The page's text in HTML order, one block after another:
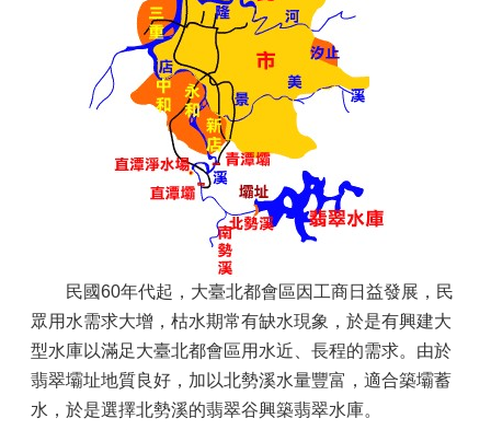
民國60年代起，大臺北都會區因工商日益發展，民
眾用水需求大增，枯水期常有缺水現象，於是有興建大
型水庫以滿足大臺北都會區用水近、長程的需求。由於
翡翠壩址地質良好，加以北勢溪水量豐富，適合築壩蓄
水，於是選擇北勢溪的翡翠谷興築翡翠水庫。